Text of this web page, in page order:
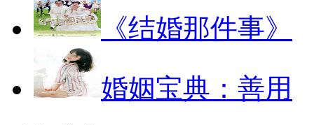
《结婚那件事》
婚姻宝典：善用